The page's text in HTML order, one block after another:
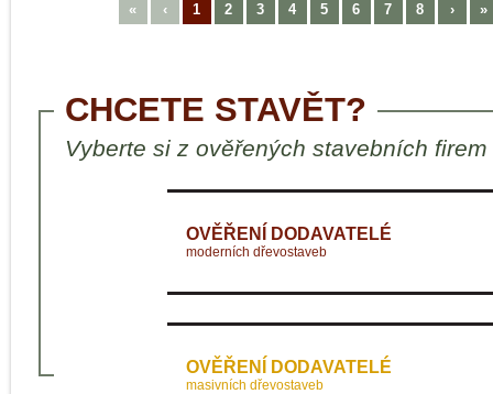
« ‹ 1 2 3 4 5 6 7 8 › »
CHCETE STAVĚT?
Vyberte si z ověřených stavebních firem
OVĚŘENÍ DODAVATELÉ
moderních dřevostaveb
OVĚŘENÍ DODAVATELÉ
masivních dřevostaveb